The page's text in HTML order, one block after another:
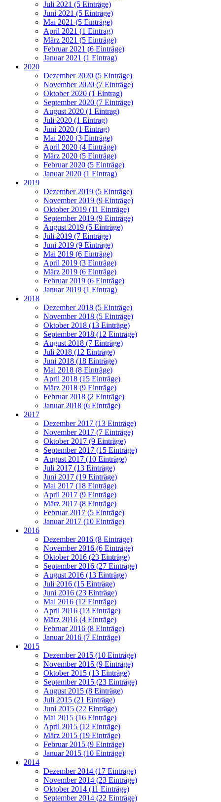
Juli 2021 (5 Einträge)
Juni 2021 (5 Einträge)
Mai 2021 (5 Einträge)
April 2021 (1 Eintrag)
März 2021 (5 Einträge)
Februar 2021 (6 Einträge)
Januar 2021 (1 Eintrag)
2020
Dezember 2020 (5 Einträge)
November 2020 (7 Einträge)
Oktober 2020 (1 Eintrag)
September 2020 (7 Einträge)
August 2020 (1 Eintrag)
Juli 2020 (1 Eintrag)
Juni 2020 (1 Eintrag)
Mai 2020 (3 Einträge)
April 2020 (4 Einträge)
März 2020 (5 Einträge)
Februar 2020 (5 Einträge)
Januar 2020 (1 Eintrag)
2019
Dezember 2019 (5 Einträge)
November 2019 (9 Einträge)
Oktober 2019 (11 Einträge)
September 2019 (9 Einträge)
August 2019 (5 Einträge)
Juli 2019 (7 Einträge)
Juni 2019 (9 Einträge)
Mai 2019 (6 Einträge)
April 2019 (3 Einträge)
März 2019 (6 Einträge)
Februar 2019 (6 Einträge)
Januar 2019 (1 Eintrag)
2018
Dezember 2018 (5 Einträge)
November 2018 (5 Einträge)
Oktober 2018 (13 Einträge)
September 2018 (12 Einträge)
August 2018 (7 Einträge)
Juli 2018 (12 Einträge)
Juni 2018 (18 Einträge)
Mai 2018 (8 Einträge)
April 2018 (15 Einträge)
März 2018 (9 Einträge)
Februar 2018 (2 Einträge)
Januar 2018 (6 Einträge)
2017
Dezember 2017 (13 Einträge)
November 2017 (7 Einträge)
Oktober 2017 (9 Einträge)
September 2017 (15 Einträge)
August 2017 (10 Einträge)
Juli 2017 (13 Einträge)
Juni 2017 (19 Einträge)
Mai 2017 (18 Einträge)
April 2017 (9 Einträge)
März 2017 (8 Einträge)
Februar 2017 (5 Einträge)
Januar 2017 (10 Einträge)
2016
Dezember 2016 (8 Einträge)
November 2016 (6 Einträge)
Oktober 2016 (23 Einträge)
September 2016 (27 Einträge)
August 2016 (13 Einträge)
Juli 2016 (15 Einträge)
Juni 2016 (23 Einträge)
Mai 2016 (12 Einträge)
April 2016 (13 Einträge)
März 2016 (4 Einträge)
Februar 2016 (8 Einträge)
Januar 2016 (7 Einträge)
2015
Dezember 2015 (10 Einträge)
November 2015 (9 Einträge)
Oktober 2015 (13 Einträge)
September 2015 (23 Einträge)
August 2015 (8 Einträge)
Juli 2015 (21 Einträge)
Juni 2015 (22 Einträge)
Mai 2015 (16 Einträge)
April 2015 (12 Einträge)
März 2015 (19 Einträge)
Februar 2015 (9 Einträge)
Januar 2015 (10 Einträge)
2014
Dezember 2014 (17 Einträge)
November 2014 (23 Einträge)
Oktober 2014 (11 Einträge)
September 2014 (22 Einträge)